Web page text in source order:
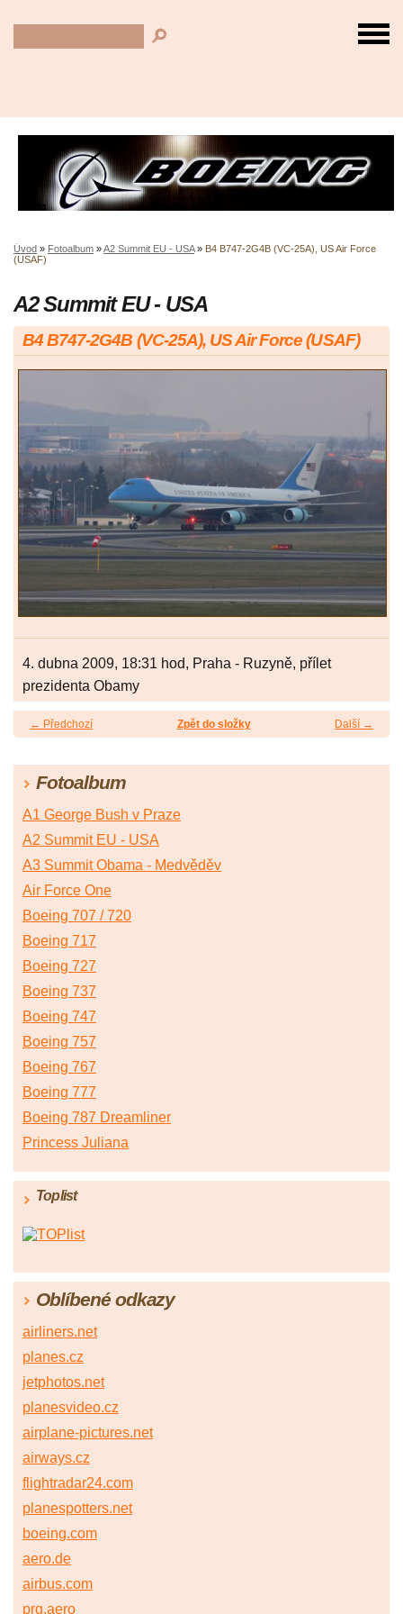
Úvod » Fotoalbum »A2 Summit EU - USA» B4 B747-2G4B (VC-25A), US Air Force
(USAF)
A2 Summit EU - USA
B4 B747-2G4B (VC-25A), US Air Force (USAF)
4. dubna 2009, 18:31 hod, Praha - Ruzyně, přílet
prezidenta Obamy
← Předchozí Další →
Zpět do složky
Fotoalbum
A1 George Bush v Praze
A2 Summit EU - USA
A3 Summit Obama - Medvěděv
Air Force One
Boeing 707 / 720
Boeing 717
Boeing 727
Boeing 737
Boeing 747
Boeing 757
Boeing 767
Boeing 777
Boeing 787 Dreamliner
Princess Juliana
Toplist
Oblíbené odkazy
airliners.net
planes.cz
jetphotos.net
planesvideo.cz
airplane-pictures.net
airways.cz
flightradar24.com
planespotters.net
boeing.com
aero.de
airbus.com
prg.aero